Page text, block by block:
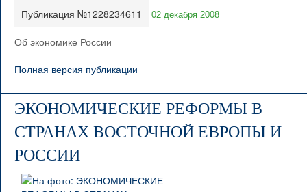
Публикация №1228234611 02 декабря 2008
Об экономике России
Полная версия публикации
ЭКОНОМИЧЕСКИЕ РЕФОРМЫ В
СТРАНАХ ВОСТОЧНОЙ ЕВРОПЫ И
РОССИИ